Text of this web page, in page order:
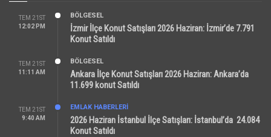
TEM 21ST
12:02 PM
BÖLGESEL
İzmir İlçe Konut Satışları 2026 Haziran: İzmir’de 7.791
Konut Satıldı
TEM 21ST
11:11 AM
BÖLGESEL
Ankara İlçe Konut Satışları 2026 Haziran: Ankara’da
11.699 konut Satıldı
TEM 21ST
9:40 AM
EMLAK HABERLERI
2026 Haziran İstanbul İlçe Satışları: İstanbul’da 24.084
Konut Satıldı